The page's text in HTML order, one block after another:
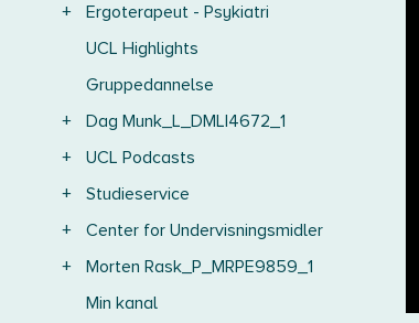
+
Ergoterapeut - Psykiatri
UCL Highlights
Gruppedannelse
+
Dag Munk_L_DMLI4672_1
+
UCL Podcasts
+
Studieservice
+
Center for Undervisningsmidler
+
Morten Rask_P_MRPE9859_1
Min kanal